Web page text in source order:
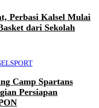
Perbasi Kalsel Mulai
dari Sekolah
SPORT
Camp Spartans
Persiapan